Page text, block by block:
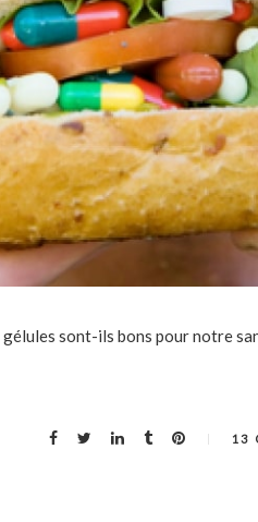
sont-ils bons pour notre
13